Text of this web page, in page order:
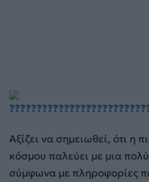
Αξίζει να σημειωθεί, ότι η
κόσμου παλεύει με μια
σύμφωνα με πληροφορίες